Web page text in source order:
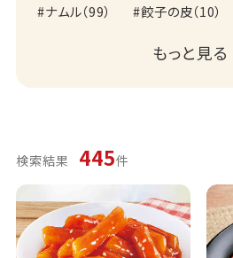
ナムル（99） 餃子の皮（10）
もっと見る
検索結果 445件